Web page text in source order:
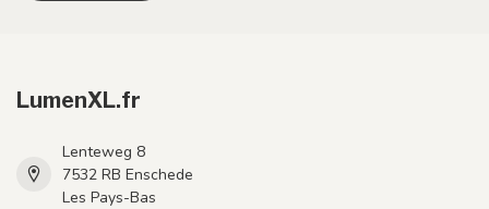
LumenXL.fr
Lenteweg 8
7532 RB Enschede
Les Pays-Bas